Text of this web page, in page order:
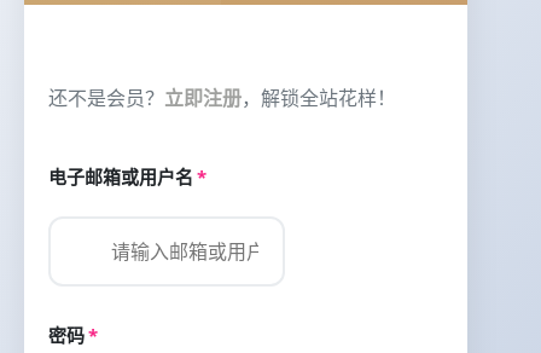
还不是会员？ 立即注册，解锁全站花样！
电子邮箱或用户名 *
密码*